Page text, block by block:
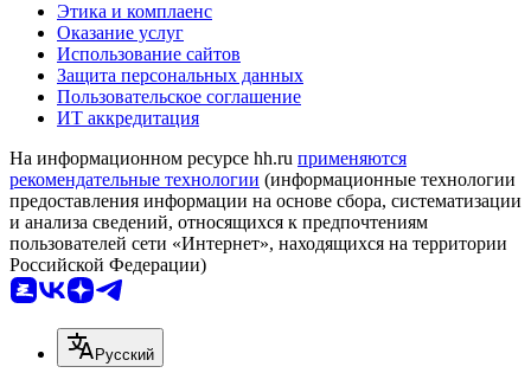
Этика и комплаенс
Оказание услуг
Использование сайтов
Защита персональных данных
Пользовательское соглашение
ИТ аккредитация
На информационном ресурсе hh.ru применяются
рекомендательные технологии (информационные технологии
предоставления информации на основе сбора, систематизации
и анализа сведений, относящихся к предпочтениям
пользователей сети «Интернет», находящихся на территории
Российской Федерации)
Русский